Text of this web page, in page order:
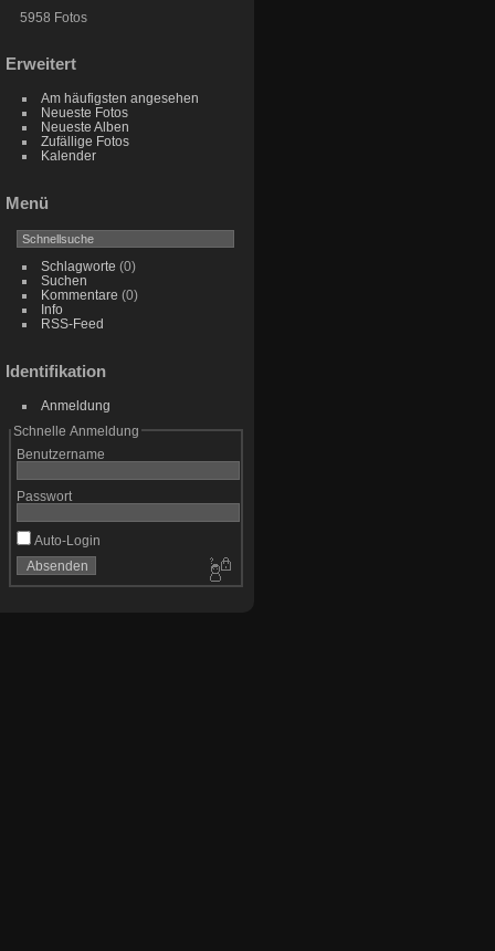
5958 Fotos
Erweitert
Am häufigsten angesehen
Neueste Fotos
Neueste Alben
Zufällige Fotos
Kalender
Menü
Schlagworte (0)
Suchen
Kommentare (0)
Info
RSS-Feed
Identifikation
Anmeldung
Schnelle Anmeldung
Benutzername
Passwort
Auto-Login